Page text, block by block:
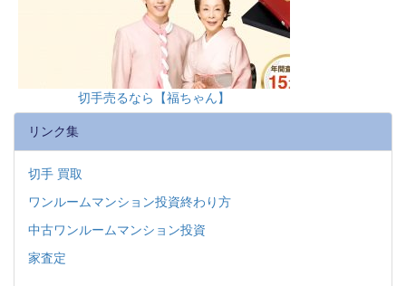
切手売るなら【福ちゃん】
リンク集
切手 買取
ワンルームマンション投資終わり方
中古ワンルームマンション投資
家査定